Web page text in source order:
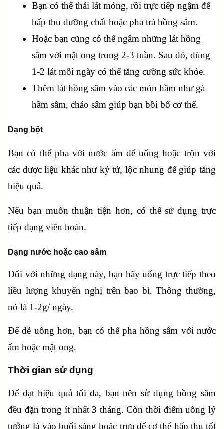
Bạn có thể thái lát mỏng, rồi trực tiếp ngậm để
hấp thu dưỡng chất hoặc pha trà hồng sâm.
Hoặc bạn cũng có thể ngâm những lát hồng
sâm với mật ong trong 2-3 tuần. Sau đó, dùng
1-2 lát mỗi ngày có thể tăng cường sức khỏe.
Thêm lát hồng sâm vào các món hầm như gà
hầm sâm, cháo sâm giúp bạn bồi bổ cơ thể.
Dạng bột
Bạn có thể pha với nước ấm để uống hoặc trộn với
các dược liệu khác như kỷ tử, lộc nhung để giúp tăng
hiệu quả.
Nếu bạn muốn thuận tiện hơn, có thể sử dụng trực
tiếp dạng viên hoàn.
Dạng nước hoặc cao sâm
Đối với những dạng này, bạn hãy uống trực tiếp theo
liều lượng khuyến nghị trên bao bì. Thông thường,
nó là 1-2g/ ngày.
Để dễ uống hơn, bạn có thể pha hồng sâm với nước
ấm hoặc mật ong.
Thời gian sử dụng
Để đạt hiệu quả tối đa, bạn nên sử dụng hồng sâm
đều đặn trong ít nhất 3 tháng. Còn thời điểm uống lý
tưởng là vào buổi sáng hoặc trưa để cơ thể hấp thu tốt